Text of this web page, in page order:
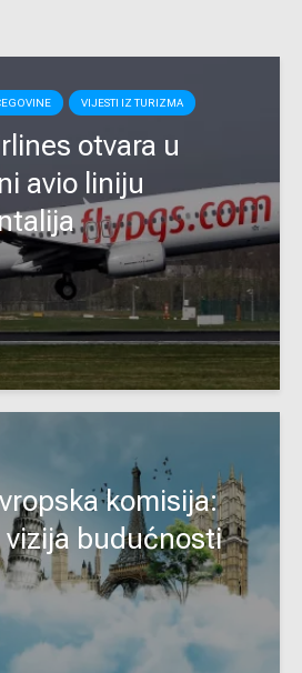
VIJESTI IZ TURIZMA
otvara u
avio liniju
komisija:
budućnosti